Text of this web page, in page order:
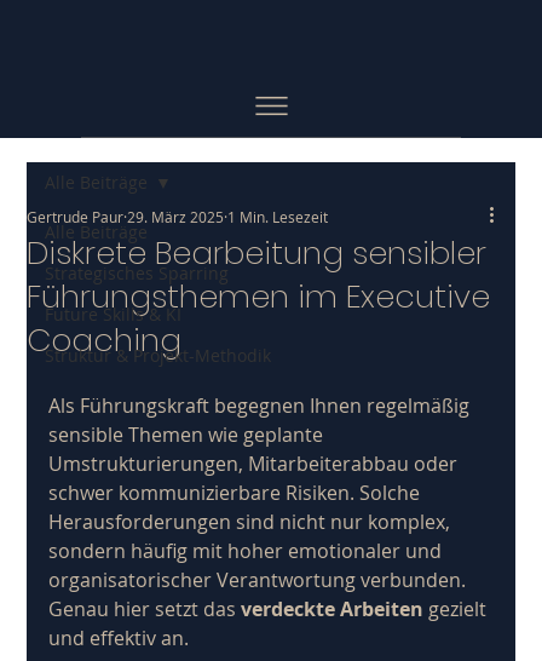
Alle Beiträge
Strategisches Sparring
Future Skills & KI
Struktur & Projekt-Methodik
Alle Beiträge
Diskrete Bearbeitung sensibler
Führungsthemen im Executive
Coaching
Gertrude Paur 29. März 2025 1 Min. Lesezeit
Als Führungskraft begegnen Ihnen regelmäßig
sensible Themen wie geplante
Umstrukturierungen, Mitarbeiterabbau oder
schwer kommunizierbare Risiken. Solche
Herausforderungen sind nicht nur komplex,
sondern häufig mit hoher emotionaler und
organisatorischer Verantwortung verbunden.
Genau hier setzt das verdeckte Arbeiten gezielt
und effektiv an.